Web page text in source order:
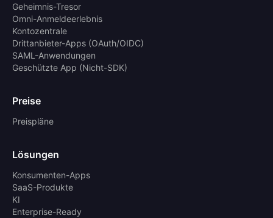
Geheimnis-Tresor
Omni-Anmeldeerlebnis
Kontozentrale
Drittanbieter-Apps (OAuth/OIDC)
SAML-Anwendungen
Geschützte App (Nicht-SDK)
Preise
Preispläne
Lösungen
Konsumenten-Apps
SaaS-Produkte
KI
Enterprise-Ready